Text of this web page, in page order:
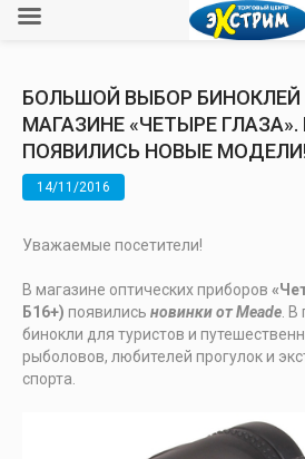
БОЛЬШОЙ ВЫБОР БИНОКЛЕЙ
МАГАЗИНЕ «ЧЕТЫРЕ
ПОЯВИЛИСЬ НОВЫЕ
14/11/2016
Уважаемые посетители!
В магазине оптических приборов
Б16+) появились новинки отMeade .
бинокли для туристов и
рыболовов, любителей прогулок и
спорта.